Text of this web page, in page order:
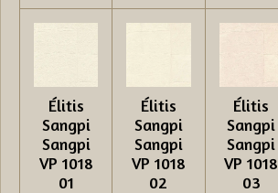
Élitis
Sangpi
Sangpi
VP 1018
01
Élitis
Sangpi
Sangpi
VP 1018
02
Élitis
Sangpi
Sangpi
VP 1018
03